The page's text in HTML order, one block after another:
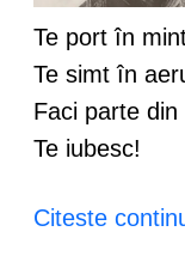
Te port în
Te simt în
Faci parte
Te iubesc!
Citeste